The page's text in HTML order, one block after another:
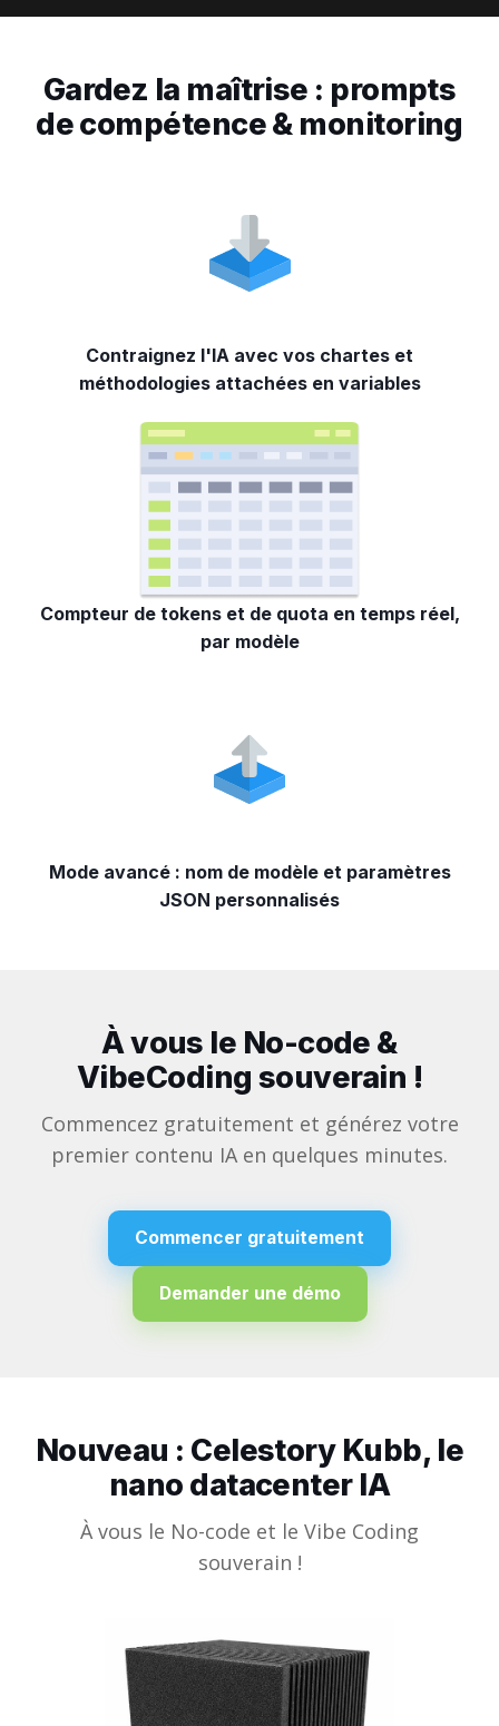
Gardez la maîtrise : prompts
de compétence & monitoring
Contraignez l'IA avec vos chartes et
méthodologies attachées en variables
Compteur de tokens et de quota en temps réel,
par modèle
Mode avancé : nom de modèle et paramètres
JSON personnalisés
À vous le No-code &
VibeCoding souverain !
Commencez gratuitement et générez votre
premier contenu IA en quelques minutes.
Commencer gratuitement
Demander une démo
Nouveau : Celestory Kubb, le
nano datacenter IA
À vous le No-code et le Vibe Coding
souverain !